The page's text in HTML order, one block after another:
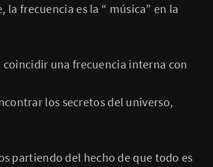
frecuencia es la “ música” en la
coincidir una frecuencia interna con
los secretos del universo,
partiendo del hecho de que todo es